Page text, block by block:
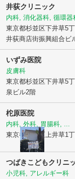
井荻クリニック
内科, 消化器科, 循環器
東京都杉並区下井草5
井荻商店街振興組合ビ
いずみ医院
皮膚科
東京都杉並区下井草5
泉ビル2階
柁原医院
内科, 外科, 胃腸科, ...
東京都杉並区 上井草1
つばきこどもクリニ
小児科, アレルギー科